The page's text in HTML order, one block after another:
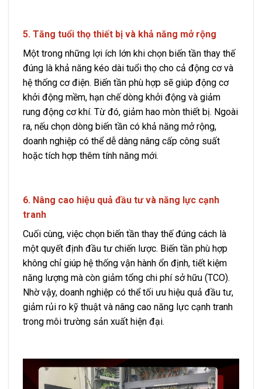
5. Tăng tuổi thọ thiết bị và khả năng mở rộng
Một trong những lợi ích lớn khi chọn biến tần thay thế
đúng là khả năng kéo dài tuổi thọ cho cả động cơ và
hệ thống cơ điện. Biến tần phù hợp sẽ giúp động cơ
khởi động mềm, hạn chế dòng khởi động và giảm
rung động cơ khí. Từ đó, giảm hao mòn thiết bị. Ngoài
ra, nếu chọn dòng biến tần có khả năng mở rộng,
doanh nghiệp có thể dễ dàng nâng cấp công suất
hoặc tích hợp thêm tính năng mới.
6. Nâng cao hiệu quả đầu tư và năng lực cạnh
tranh
Cuối cùng, việc chọn biến tần thay thế đúng cách là
một quyết định đầu tư chiến lược. Biến tần phù hợp
không chỉ giúp hệ thống vận hành ổn định, tiết kiệm
năng lượng mà còn giảm tổng chi phí sở hữu (TCO).
Nhờ vậy, doanh nghiệp có thể tối ưu hiệu quả đầu tư,
giảm rủi ro kỹ thuật và nâng cao năng lực cạnh tranh
trong môi trường sản xuất hiện đại.